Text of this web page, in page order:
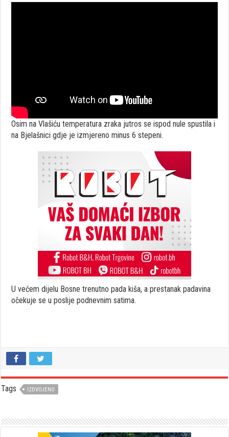
Osim na Vlašiću temperatura zraka jutros se ispod nule spustila i
na Bjelašnici gdje je izmjereno minus 6 stepeni.
U većem dijelu Bosne trenutno pada kiša, a prestanak padavina
očekuje se u poslije podnevnim satima.
Tags IZDVOJENO